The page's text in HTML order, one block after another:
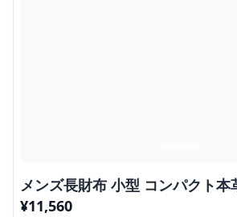
メンズ長財布 小型 コンパクト本
¥11,560